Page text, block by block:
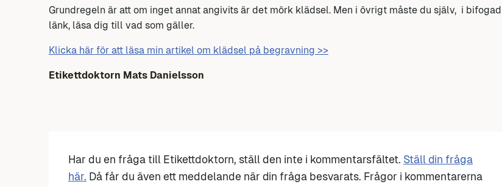
Grundregeln är att om inget annat angivits är det mörk klädsel. Men i övrigt måste du själv, i bifogad
länk, läsa dig till vad som gäller.
Klicka här för att läsa min artikel om klädsel på begravning >>
Etikettdoktorn Mats Danielsson
Har du en fråga till Etikettdoktorn, ställ den inte i kommentarsfältet. Ställ din fråga
här. Då får du även ett meddelande när din fråga besvarats. Frågor i kommentarerna